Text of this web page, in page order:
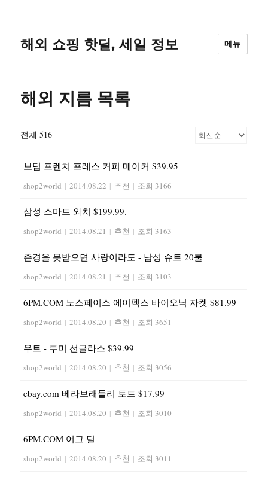
해외 쇼핑 핫딜, 세일 정보 메뉴
해외 지름 목록
전체 516
보덤 프렌치 프레스 커피 메이커 $39.95
shop2world | 2014.08.22 | 추천 | 조회 3166
삼성 스마트 와치 $199.99.
shop2world | 2014.08.21 | 추천 | 조회 3163
존경을 못받으면 사랑이라도 - 남성 슈트 20불
shop2world | 2014.08.21 | 추천 | 조회 3103
6PM.COM 노스페이스 에이펙스 바이오닉 자켓 $81.99
shop2world | 2014.08.20 | 추천 | 조회 3651
우트 - 투미 선글라스 $39.99
shop2world | 2014.08.20 | 추천 | 조회 3056
ebay.com 베라브래들리 토트 $17.99
shop2world | 2014.08.20 | 추천 | 조회 3010
6PM.COM 어그 딜
shop2world | 2014.08.20 | 추천 | 조회 3011